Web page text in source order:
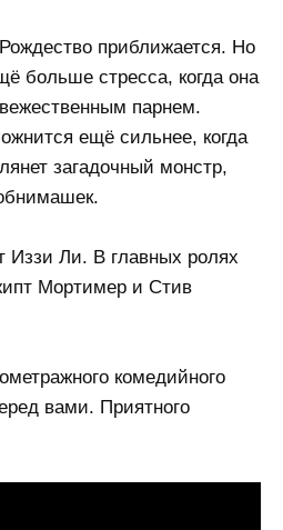
приближается. Но
больше стресса, когда она
парнем.
ещё сильнее, когда
загадочный монстр,
Иззи Ли. В главных ролях
Мортимер и Стив
комедийного
вами. Приятного